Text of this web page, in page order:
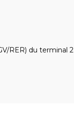
RER) du terminal 2